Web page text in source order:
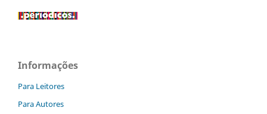
Informações
Para Leitores
Para Autores